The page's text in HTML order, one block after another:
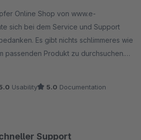
Online Shop von www.e-
sich bei dem Service und Support
Es gibt nichts schlimmeres wie
passenden Produkt zu durchsuchen.
lange Suchen durch die
Usability 5.0 Documentation
Support